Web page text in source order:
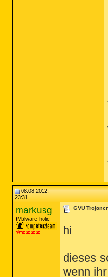
08.08.2012,
23:31
markusg
Malware-holic
GVU
hi
dieses
wenn